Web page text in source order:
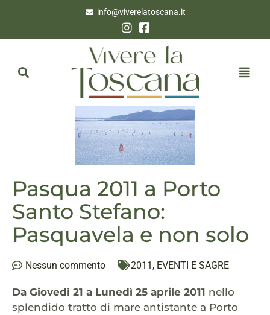
info@viverelatoscana.it
Pasqua 2011 a Porto
Santo Stefano:
Pasquavela e non solo
Nessun commento 2011 , EVENTI E SAGRE
Da Giovedì 21 a Lunedì 25 aprile 2011 nello
splendido tratto di mare antistante a Porto